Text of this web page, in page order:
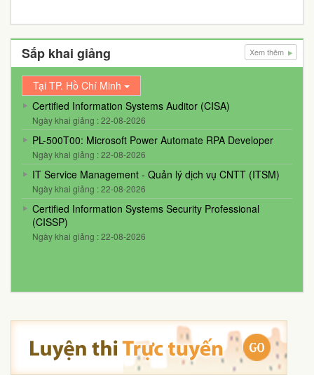
Sắp khai giảng Xem thêm
Tại TP. Hồ Chí Minh
Certified Information Systems Auditor (CISA)
Ngày khai giảng : 22-08-2026
PL-500T00: Microsoft Power Automate RPA Developer
Ngày khai giảng : 22-08-2026
IT Service Management - Quản lý dịch vụ CNTT (ITSM)
Ngày khai giảng : 22-08-2026
Certified Information Systems Security Professional
(CISSP)
Ngày khai giảng : 22-08-2026